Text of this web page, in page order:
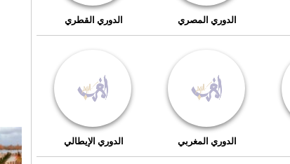
الدوري المصري الدوري القطري
الدوري المغربي الدوري الإيطالي